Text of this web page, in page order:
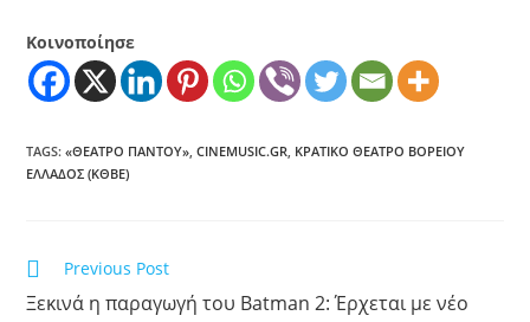
Κοινοποίησε
TAGS:«ΘΕΑΤΡΟ ΠΑΝΤΟΥ», CINEMUSIC.GR, ΚΡΑΤΙΚΌ ΘΈΑΤΡΟ ΒΟΡΕΊΟΥ
ΕΛΛΆΔΟΣ (ΚΘΒΕ)
Previous Post
Ξεκινά η παραγωγή του Batman 2: Έρχεται με νέο